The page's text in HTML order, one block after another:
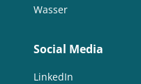
Wasser
Social Media
LinkedIn